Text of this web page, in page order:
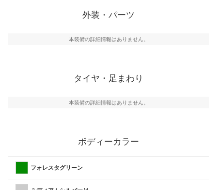
外装・パーツ
本装備の詳細情報はありません。
タイヤ・足まわり
本装備の詳細情報はありません。
ボディーカラー
フォレスタグリーン